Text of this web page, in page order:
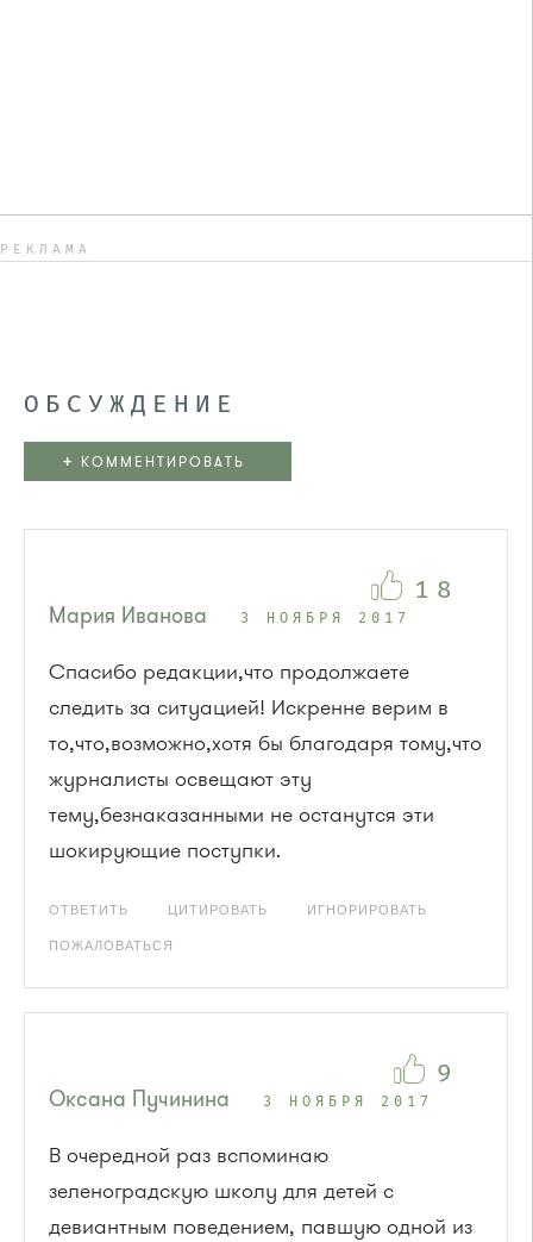
РЕКЛАМА
ОБСУЖДЕНИЕ
+ КОММЕНТИРОВАТЬ
Мария Иванова 3 НОЯБРЯ 2017
Спасибо редакции,что продолжаете
следить за ситуацией! Искренне верим в
то,что,возможно,хотя бы благодаря тому,что
журналисты освещают эту
тему,безнаказанными не останутся эти
шокирующие поступки.
ОТВЕТИТЬ ЦИТИРОВАТЬ ИГНОРИРОВАТЬ
ПОЖАЛОВАТЬСЯ
18
Оксана Пучинина 3 НОЯБРЯ 2017
В очередной раз вспоминаю
зеленоградскую школу для детей с
девиантным поведением, павшую одной из
9